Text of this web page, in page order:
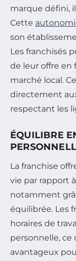
marque défini,
Cette
son
Les franchisés
de leur offre en
marché local.
directement
respectant les
ÉQUILIBRE
La franchise
vie par rapport
notamment
équilibrée. Les
horaires de
personnelle,
avantageux